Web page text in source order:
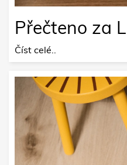
Přečteno za
Číst celé..